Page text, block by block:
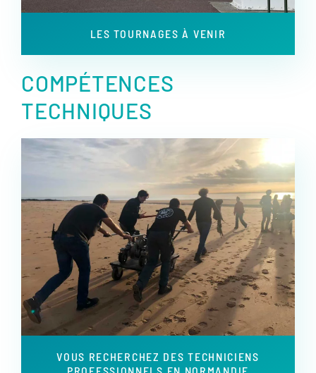
LES TOURNAGES À VENIR
COMPÉTENCES
TECHNIQUES
VOUS RECHERCHEZ DES TECHNICIENS